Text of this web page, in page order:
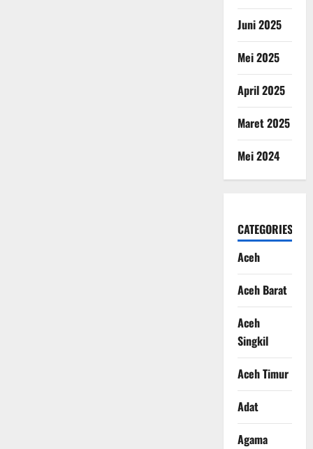
Juni 2025
Mei 2025
April 2025
Maret 2025
Mei 2024
CATEGORIES
Aceh
Aceh Barat
Aceh
Singkil
Aceh Timur
Adat
Agama